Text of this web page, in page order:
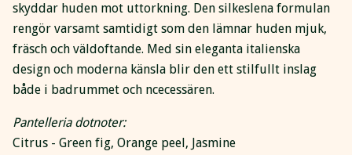
skyddar huden mot uttorkning. Den silkeslena formulan
rengör varsamt samtidigt som den lämnar huden mjuk,
fräsch och väldoftande. Med sin eleganta italienska
design och moderna känsla blir den ett stilfullt inslag
både i badrummet och ncecessären.
Pantelleria dotnoter:
Citrus - Green fig, Orange peel, Jasmine